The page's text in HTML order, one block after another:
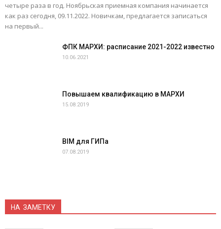
четыре раза в год. Ноябрьская приемная компания начинается
как раз сегодня, 09.11.2022. Новичкам, предлагается записаться
на первый...
ФПК МАРХИ: расписание 2021-2022 известно
10.06.2021
Повышаем квалификацию в МАРХИ
15.08.2019
BIM для ГИПа
07.08.2019
НА ЗАМЕТКУ